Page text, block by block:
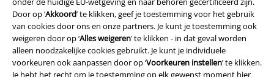
Door op ‘Akkoord’ te klikken, geef je toestemming voor het gebruik
van cookies door ons en onze partners. Je kunt je toestemming ook
weigeren door op ‘Alles weigeren’ te klikken - in dat geval worden
alleen noodzakelijke cookies gebruikt. Je kunt je individuele
voorkeuren ook aanpassen door op ‘Voorkeuren instellen’ te klikken.
Je hebt het recht om je toestemming op elk gewenst moment hier
Legal
Algemene Voorwaarden
Bedrijfsgegevens